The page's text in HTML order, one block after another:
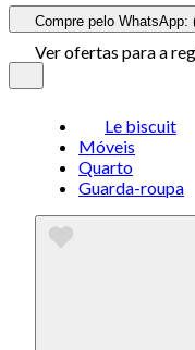
Compre pelo WhatsApp:
Ver ofertas para a
Le biscuit
Móveis
Quarto
Guarda-roupa